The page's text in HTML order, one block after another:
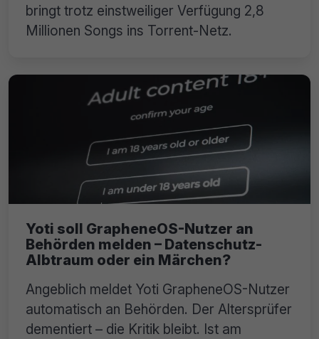
bringt trotz einstweiliger Verfügung 2,8
Millionen Songs ins Torrent-Netz.
Yoti soll GrapheneOS-Nutzer an
Behörden melden – Datenschutz-
Albtraum oder ein Märchen?
Angeblich meldet Yoti GrapheneOS-Nutzer
automatisch an Behörden. Der Altersprüfer
dementiert – die Kritik bleibt. Ist am